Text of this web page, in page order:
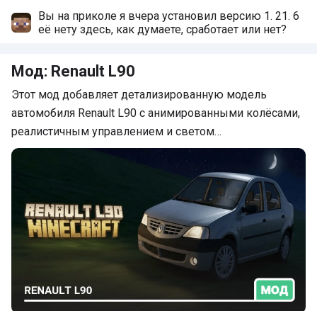
Вы на приколе я вчера установил версию 1. 21. 6
её нету здесь, как думаете, сработает или нет?
Мод: Renault L90
Этот мод добавляет детализированную модель
автомобиля Renault L90 с анимированными колёсами,
реалистичным управлением и светом…